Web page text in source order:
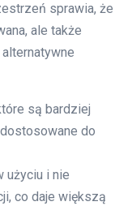
sprawia, że
ale także
są bardziej
do
użyciu i nie
co daje większą